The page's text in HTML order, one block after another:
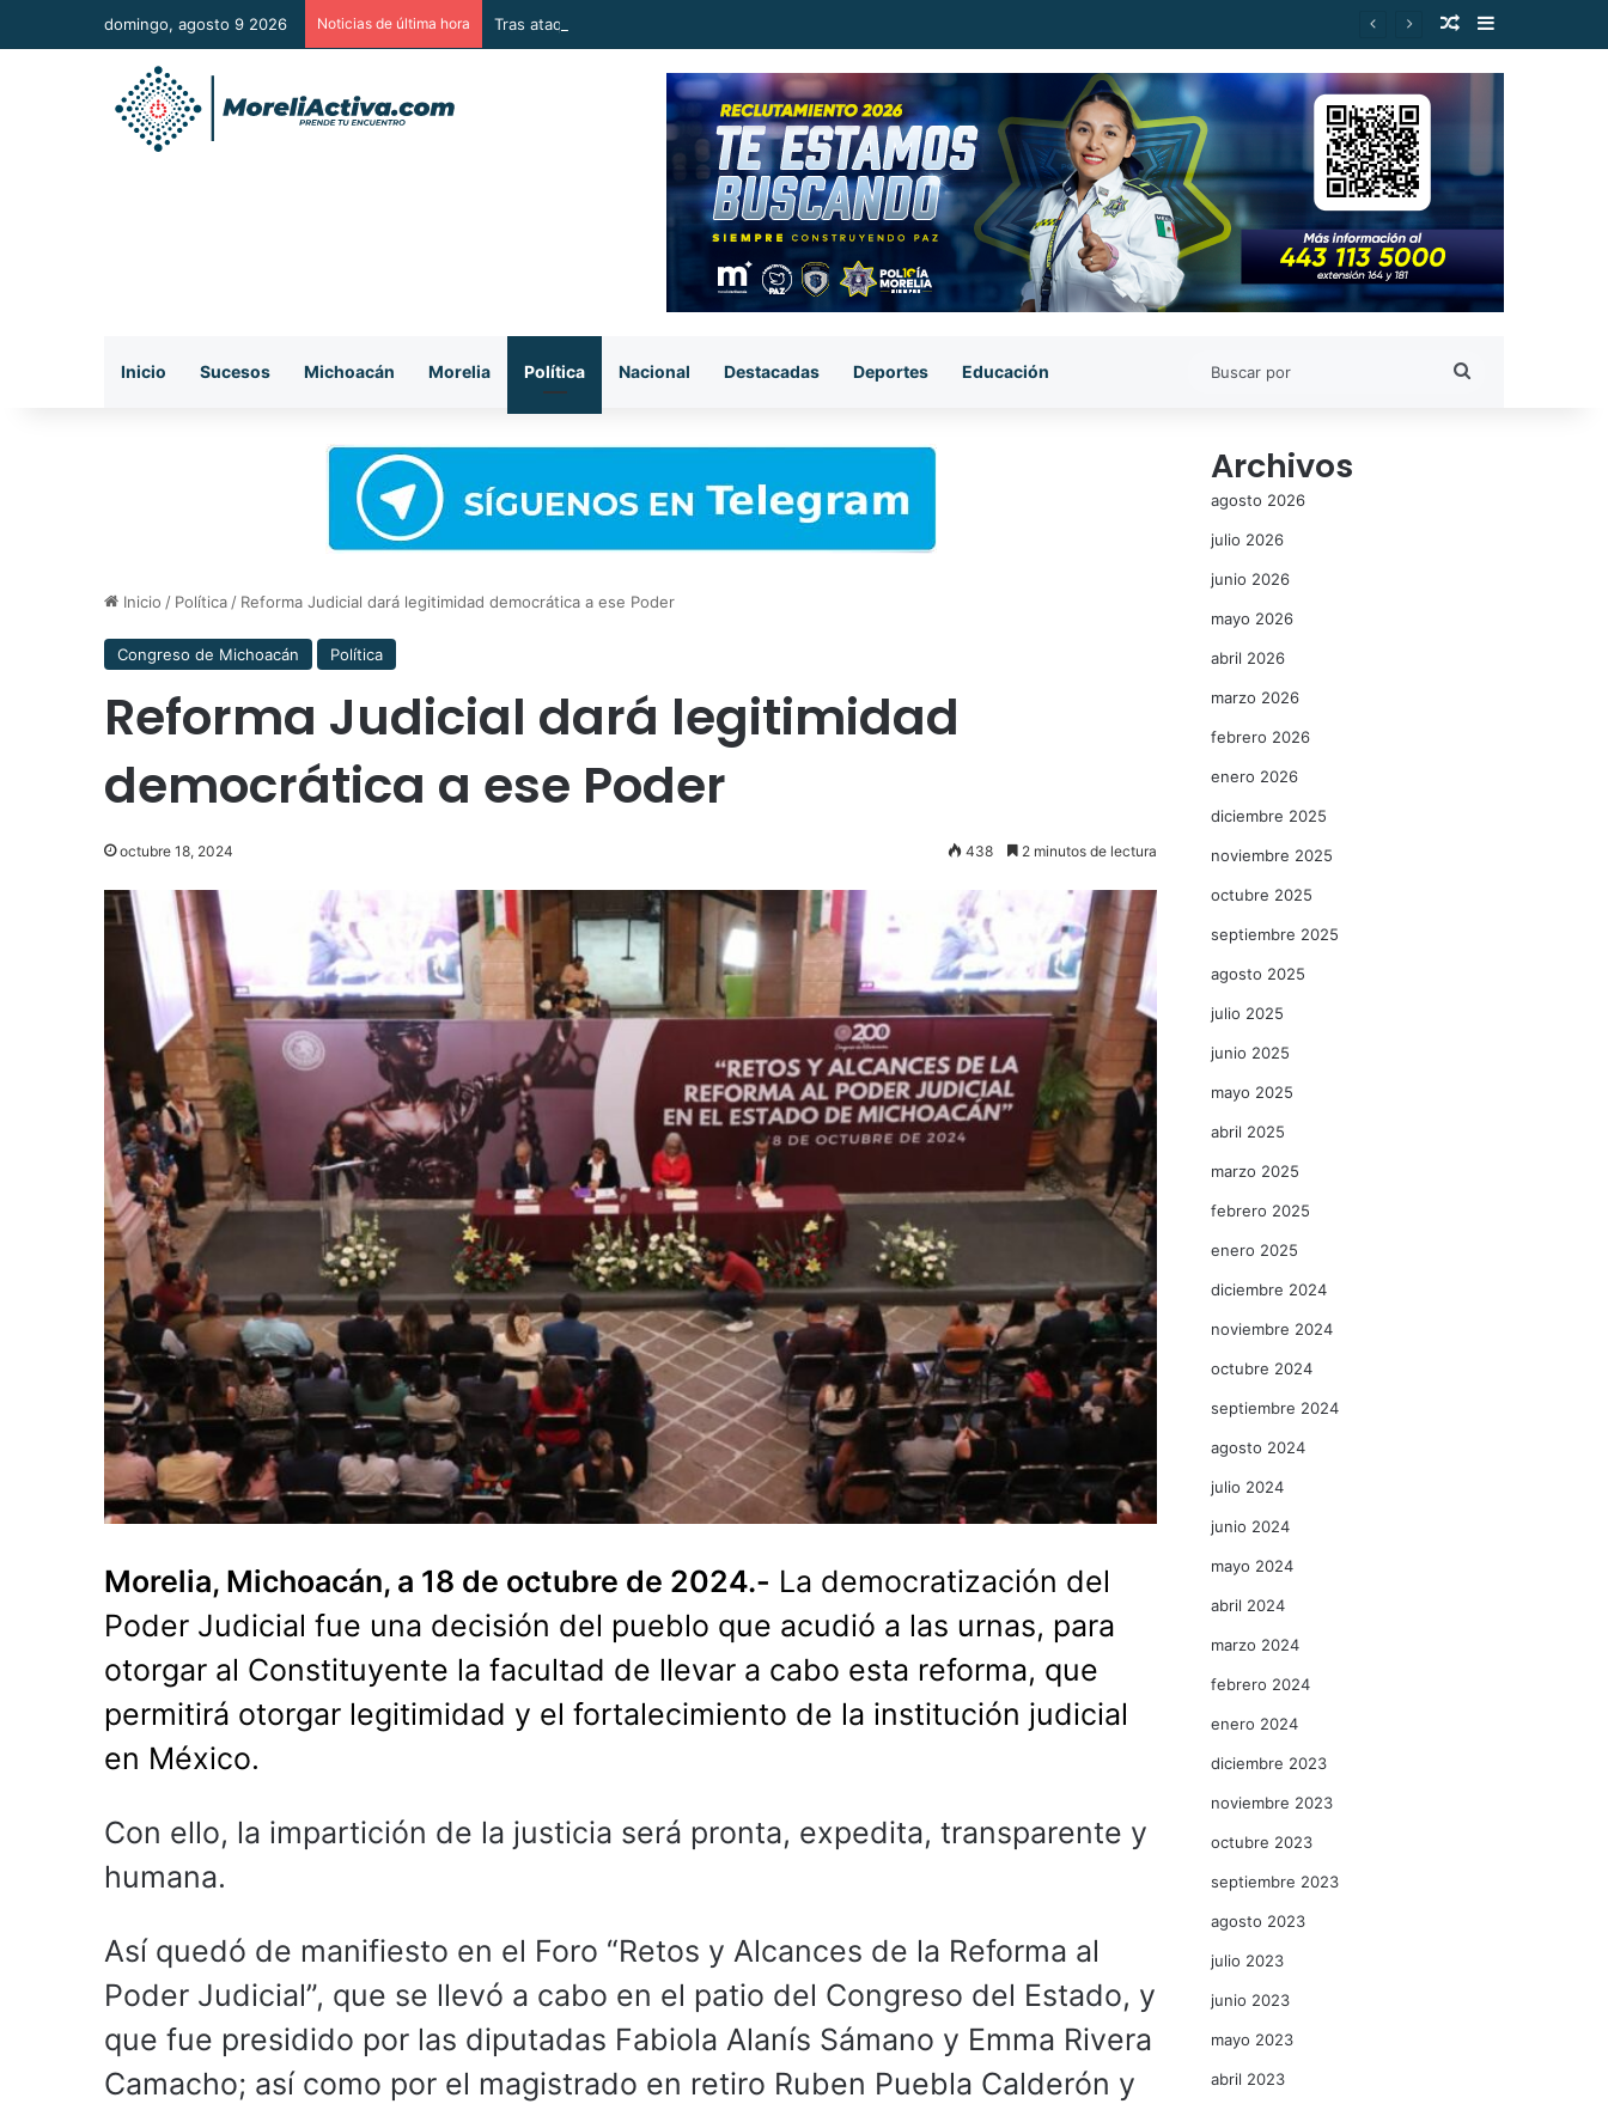
domingo, agosto 9 2026 Noticias de última hora Tras ataque armado, sujetos se llevan el cuerpo de la víctima en Buenavista Publicación al
Barra lateral
Inicio Sucesos Michoacán Morelia Política Nacional Destacadas Deportes Educación
Inicio / Política / Reforma Judicial dará legitimidad democrática a ese Poder
Congreso de Michoacán Política
Reforma Judicial dará legitimidad
democrática a ese Poder
octubre 18, 2024 438 2 minutos de lectura
Morelia, Michoacán, a 18 de octubre de 2024.- La democratización del
Poder Judicial fue una decisión del pueblo que acudió a las urnas, para
otorgar al Constituyente la facultad de llevar a cabo esta reforma, que
permitirá otorgar legitimidad y el fortalecimiento de la institución judicial
en México.
Con ello, la impartición de la justicia será pronta, expedita, transparente y
humana.
Así quedó de manifiesto en el Foro “Retos y Alcances de la Reforma al
Poder Judicial”, que se llevó a cabo en el patio del Congreso del Estado, y
que fue presidido por las diputadas Fabiola Alanís Sámano y Emma Rivera
Camacho; así como por el magistrado en retiro Ruben Puebla Calderón y
Archivos
agosto 2026
julio 2026
junio 2026
mayo 2026
abril 2026
marzo 2026
febrero 2026
enero 2026
diciembre 2025
noviembre 2025
octubre 2025
septiembre 2025
agosto 2025
julio 2025
junio 2025
mayo 2025
abril 2025
marzo 2025
febrero 2025
enero 2025
diciembre 2024
noviembre 2024
octubre 2024
septiembre 2024
agosto 2024
julio 2024
junio 2024
mayo 2024
abril 2024
marzo 2024
febrero 2024
enero 2024
diciembre 2023
noviembre 2023
octubre 2023
septiembre 2023
agosto 2023
julio 2023
junio 2023
mayo 2023
abril 2023